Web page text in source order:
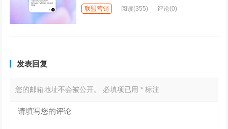
联盟营销 阅读(355) 评论(0)
发表回复
您的邮箱地址不会被公开。 必填项已用* 标注